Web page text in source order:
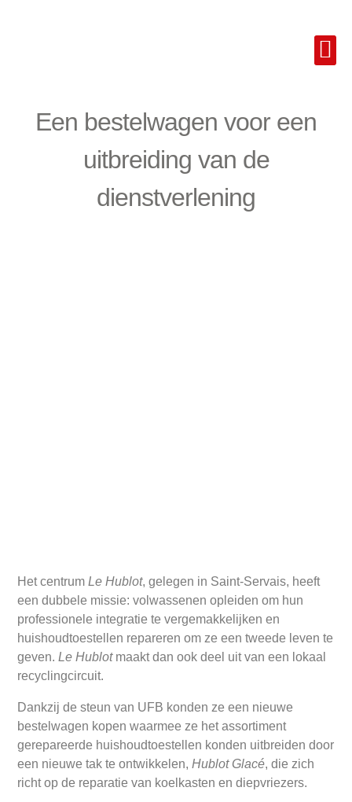
Een bestelwagen voor een
uitbreiding van de
dienstverlening
Het centrumLe Hublot, gelegen in Saint-Servais, heeft
een dubbele missie: volwassenen opleiden om hun
professionele integratie te vergemakkelijken en
huishoudtoestellen repareren om ze een tweede leven te
geven.Le Hublotmaakt dan ook deel uit van een lokaal
recyclingcircuit.
Dankzij de steun van UFB konden ze een nieuwe
bestelwagen kopen waarmee ze het assortiment
gerepareerde huishoudtoestellen konden uitbreiden door
een nieuwe tak te ontwikkelen,Hublot Glacé, die zich
richt op de reparatie van koelkasten en diepvriezers.